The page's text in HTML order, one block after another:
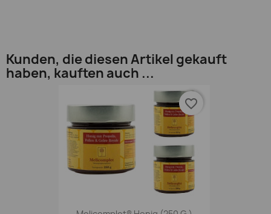
Kunden, die diesen Artikel gekauft
haben, kauften auch ...
favorite_border